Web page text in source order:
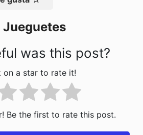
Jueguetes
was this post?
on a star to rate it!
Be the first to rate this post.